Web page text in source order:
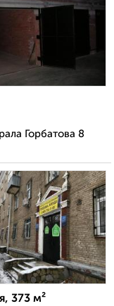
Горбатова 8
373 м²